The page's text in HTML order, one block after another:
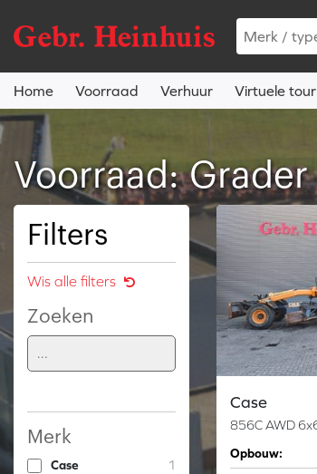
Home Voorraad Verhuur Virtuele tour
Voorraad: Grader
Filters
Wis alle filters
Zoeken
Merk
Case
1
Case
Opbouw: